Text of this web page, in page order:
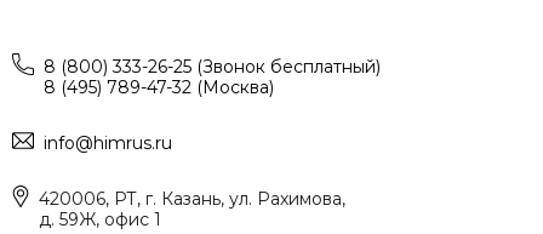
8 (800) 333-26-25 (Звонок бесплатный)
8 (495) 789-47-32 (Москва)
info@himrus.ru
420006, РТ, г. Казань, ул. Рахимова,
д. 59Ж, офис 1